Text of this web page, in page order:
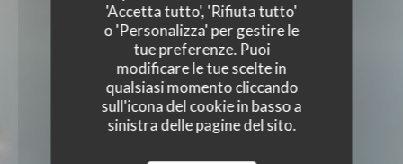
'Accetta tutto', 'Rifiuta tutto'
o 'Personalizza' per gestire le
tue preferenze. Puoi
modificare le tue scelte in
qualsiasi momento cliccando
sull'icona del cookie in basso a
sinistra delle pagine del sito.